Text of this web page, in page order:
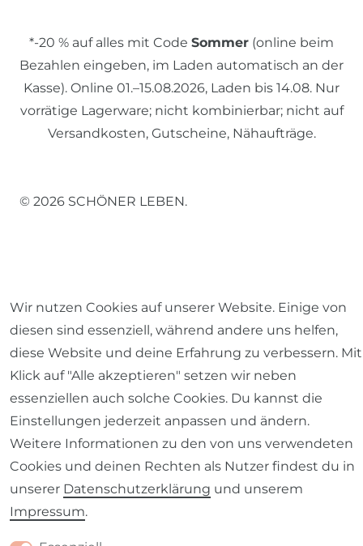
*-20 % auf alles mit Code Sommer (online beim
Bezahlen eingeben, im Laden automatisch an der
Kasse). Online 01.–15.08.2026, Laden bis 14.08. Nur
vorrätige Lagerware; nicht kombinierbar; nicht auf
Versandkosten, Gutscheine, Nähaufträge.
© 2026 SCHÖNER LEBEN.
Impressum Daten­schutz­erklärung AGB
Barrierefreiheitserklärung Widerrufs­recht
VERTRAG WIDERRUFEN
Wir nutzen Cookies auf unserer Website. Einige von
diesen sind essenziell, während andere uns helfen,
diese Website und deine Erfahrung zu verbessern. Mit
Klick auf "Alle akzeptieren" setzen wir neben
essenziellen auch solche Cookies. Du kannst die
Einstellungen jederzeit anpassen und ändern.
Weitere Informationen zu den von uns verwendeten
Cookies und deinen Rechten als Nutzer findest du in
unserer Daten­schutz­erklärung und unserem
Impressum.